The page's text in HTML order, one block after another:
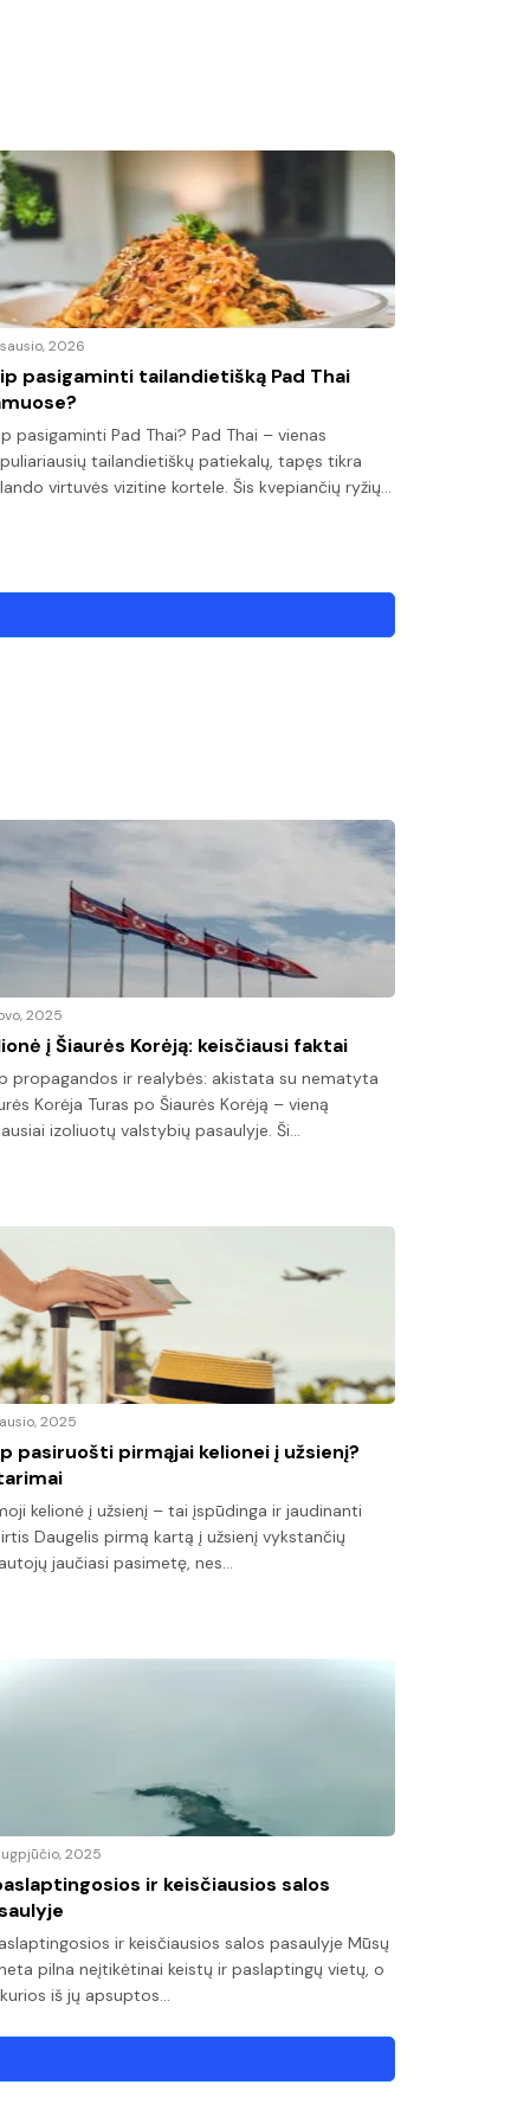
2026
pasigaminti tailandietišką Pad Thai
pasigaminti Pad Thai? Pad Thai – vienas
tailandietiškų patiekalų, tapęs tikra
virtuvės vizitine kortele. Šis kvepiančių ryžių…
2025
į Šiaurės Korėją: keisčiausi faktai
propagandos ir realybės: akistata su nematyta
Korėja Turas po Šiaurės Korėją – vieną
izoliuotų valstybių pasaulyje. Ši…
2025
pasiruošti pirmąjai kelionei į užsienį?
kelionė į užsienį – tai įspūdinga ir jaudinanti
Daugelis pirmą kartą į užsienį vykstančių
jaučiasi pasimetę, nes…
2025
ir keisčiausios salos
ir keisčiausios salos pasaulyje Mūsų
pilna neįtikėtinai keistų ir paslaptingų vietų, o
iš jų apsuptos…